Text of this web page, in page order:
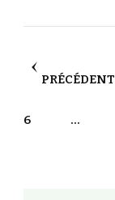
PRÉCÉDENT
PAGE
6 …